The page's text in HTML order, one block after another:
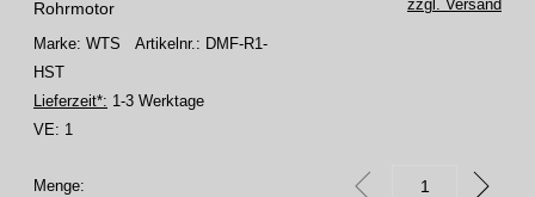
Rohrmotor
Marke: WTS Artikelnr.: DMF-R1-
HST
Lieferzeit*: 1-3 Werktage
VE: 1
zzgl. Versand
Menge: